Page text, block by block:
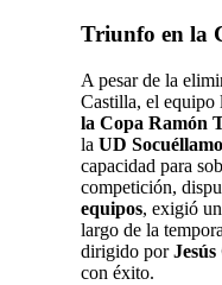
Triunfo en la
A pesar de la
Castilla, el equipo
la Copa Ramón
la UD
capacidad para
competición,
equipos, exigió
largo de la
dirigido por
con éxito.